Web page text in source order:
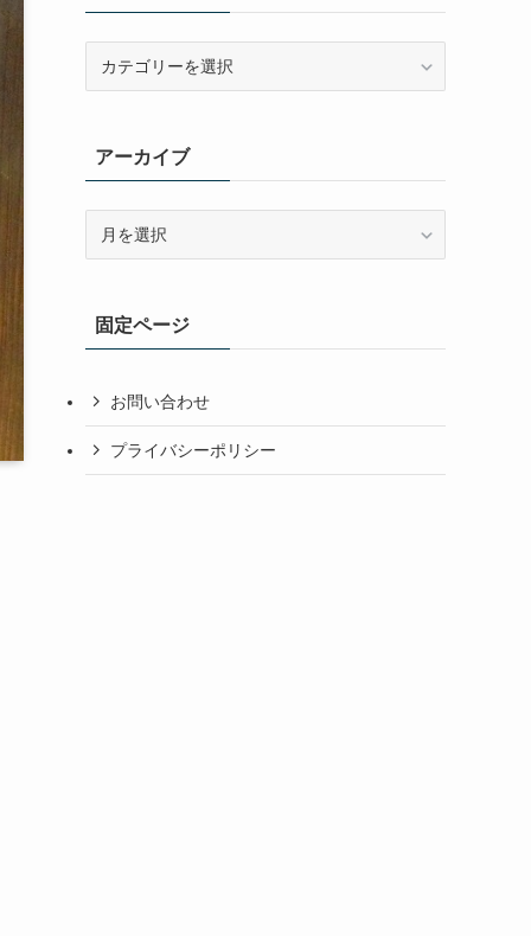
ーアーカイブ
ブ固定ページ
お問い合わせ
プライバシーポリシー